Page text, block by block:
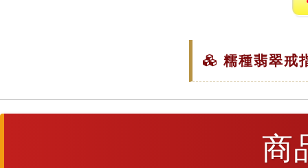
糯種翡翠戒
商